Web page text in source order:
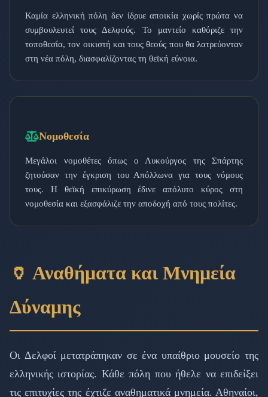
Καμία ελληνική πόλη δεν ίδρυε αποικία χωρίς πρώτα να
συμβουλευτεί τους Δελφούς. Το μαντείο καθόριζε την
τοποθεσία, τον οικιστή και τους θεούς που θα λατρεύονταν
στη νέα πόλη, διασφαλίζοντας τη θεϊκή εύνοια.
Νομοθεσία
Μεγάλοι νομοθέτες όπως ο Λυκούργος της Σπάρτης
ζητούσαν την έγκριση του Απόλλωνα για τους νόμους
τους. Η θεϊκή επικύρωση έδινε απόλυτο κύρος στη
νομοθεσία και εξασφάλιζε την αποδοχή από τους πολίτες.
🏺 Αναθήματα και Μνημεία
Δύναμης
Οι Δελφοί μετατράπηκαν σε ένα υπαίθριο μουσείο της
ελληνικής ιστορίας. Κάθε πόλη που ήθελε να επιδείξει
τις επιτυχίες της έχτιζε αναθηματικά μνημεία. Αθηναίοι,